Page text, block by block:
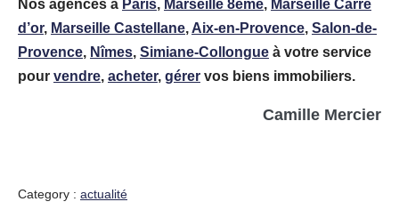
Nos agences à Paris, Marseille 8ème, Marseille Carré
d’or, Marseille Castellane, Aix-en-Provence, Salon-de-
Provence, Nîmes, Simiane-Collongue à votre service
pour vendre, acheter, gérer vos biens immobiliers.
Camille Mercier
Category : actualité